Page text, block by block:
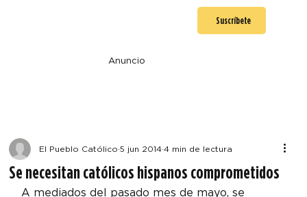
Suscríbete
Anuncio
Se necesitan católicos hispanos comprometidos
El Pueblo Católico 5 jun 2014 4 min de lectura
A mediados del pasado mes de mayo, se